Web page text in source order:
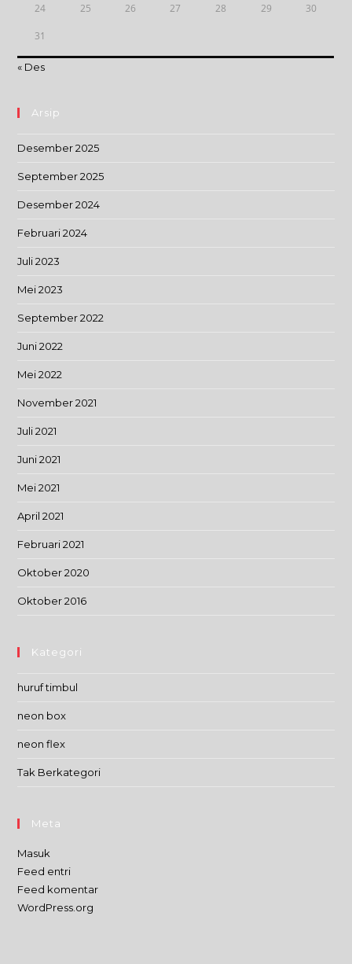
24 25 26 27 28 29 30
31
« Des
Arsip
Desember 2025
September 2025
Desember 2024
Februari 2024
Juli 2023
Mei 2023
September 2022
Juni 2022
Mei 2022
November 2021
Juli 2021
Juni 2021
Mei 2021
April 2021
Februari 2021
Oktober 2020
Oktober 2016
Kategori
huruf timbul
neon box
neon flex
Tak Berkategori
Meta
Masuk
Feed entri
Feed komentar
WordPress.org